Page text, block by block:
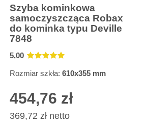
Szyba kominkowa
samoczyszcząca Robax
do kominka typu Deville
7848
5,00
Rozmiar szkła: 610x355 mm
454,76 zł
369,72 zł netto